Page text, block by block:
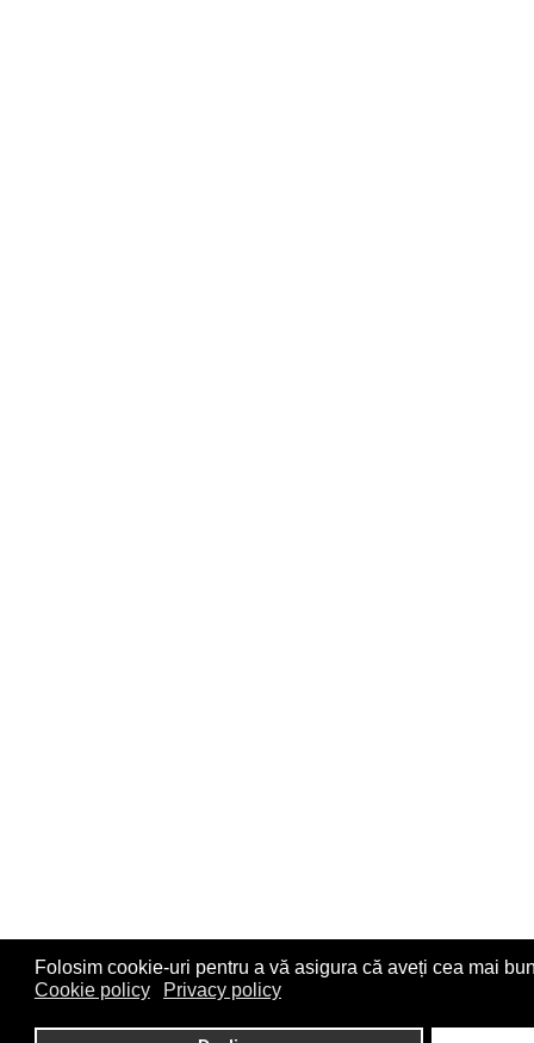
Folosim cookie-uri pentru a vă asigura că aveți cea mai
Cookie policy
Privacy policy